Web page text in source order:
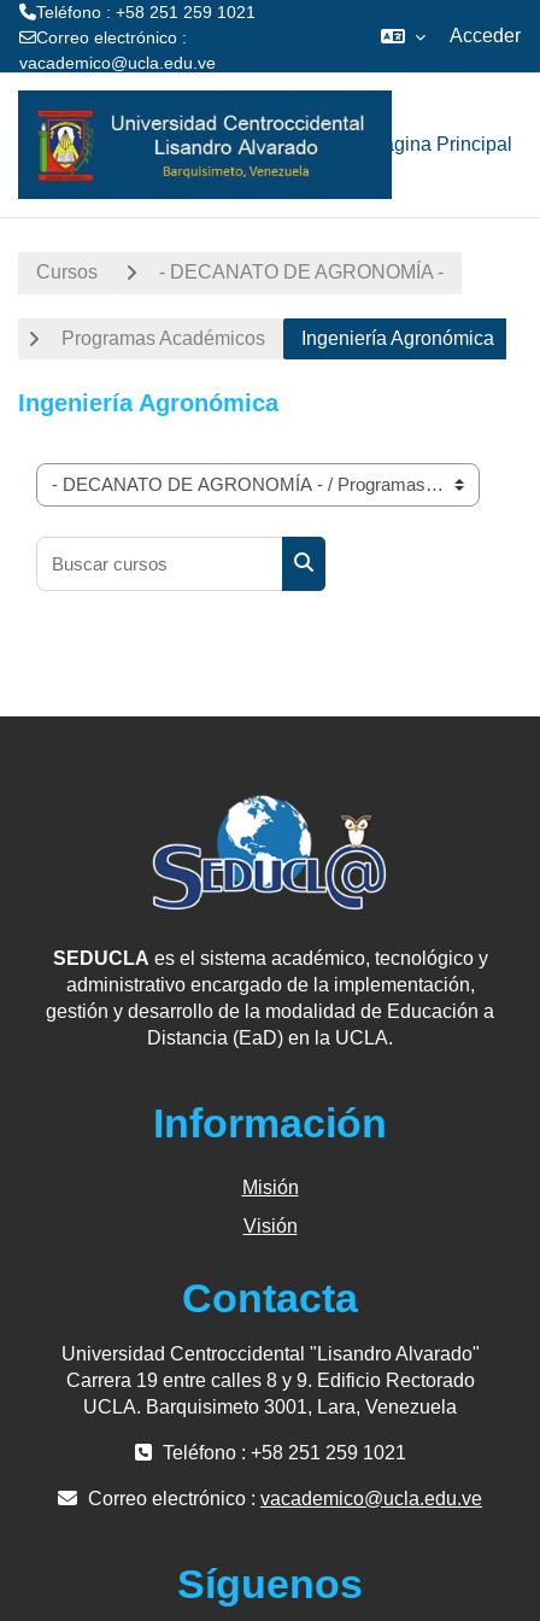
Teléfono : +58 251 259 1021
Correo electrónico :
vacademico@ucla.edu.ve
Acceder
Página Principal
Cursos - DECANATO DE AGRONOMÍA -
Programas Académicos Ingeniería Agronómica
Ingeniería Agronómica
Categorías
Buscar cursos
Buscar cursos
SEDUCLA es el sistema académico, tecnológico y
administrativo encargado de la implementación,
gestión y desarrollo de la modalidad de Educación a
Distancia (EaD) en la UCLA.
Información
Misión
Visión
Contacta
Universidad Centroccidental "Lisandro Alvarado"
Carrera 19 entre calles 8 y 9. Edificio Rectorado
UCLA. Barquisimeto 3001, Lara, Venezuela
Teléfono : +58 251 259 1021
Correo electrónico : vacademico@ucla.edu.ve
Síguenos